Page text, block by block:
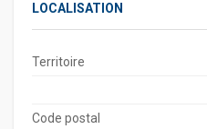
LOCALISATION
Territoire
Code postal